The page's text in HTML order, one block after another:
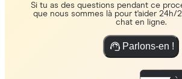
Si tu as des questions pendant ce
que nous sommes là pour t'aider 24h/
chat en ligne.
Parlons-en !